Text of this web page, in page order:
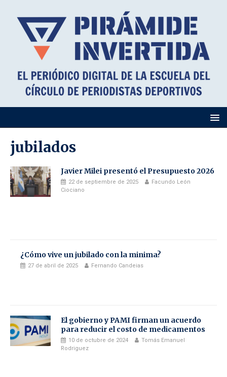
jubilados
Javier Milei presentó el Presupuesto 2026
22 de septiembre de 2025
Facundo León
Ciociano
¿Cómo vive un jubilado con la minima?
27 de abril de 2025 Fernando Candeias
El gobierno y PAMI firman un acuerdo
para reducir el costo de medicamentos
10 de octubre de 2024
Tomás Emanuel
Rodriguez